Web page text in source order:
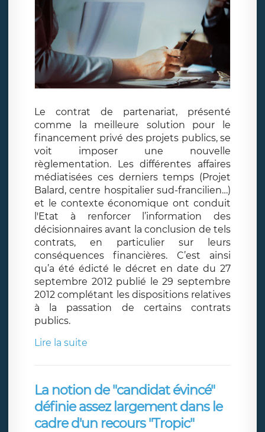
Le contrat de partenariat, présenté
comme la meilleure solution pour le
financement privé des projets publics, se
voit imposer une nouvelle
règlementation. Les différentes affaires
médiatisées ces derniers temps (Projet
Balard, centre hospitalier sud-francilien…)
et le contexte économique ont conduit
l'Etat à renforcer l’information des
décisionnaires avant la conclusion de tels
contrats, en particulier sur leurs
conséquences financières. C’est ainsi
qu’a été édicté le décret en date du 27
septembre 2012 publié le 29 septembre
2012 complétant les dispositions relatives
à la passation de certains contrats
publics.
Lire la suite
La notion de "candidat évincé"
définie assez largement dans le
cadre d'un recours "Tropic"